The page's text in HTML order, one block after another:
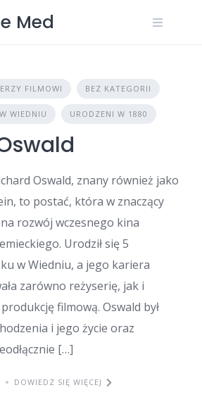
Med
FILMOWI BEZ KATEGORII
WIEDNIU URODZENI W 1880
Oswald, znany również jako
to postać, która w znaczący
na rozwój wczesnego kina
Urodził się 5
w Wiedniu, a jego kariera
zarówno reżyserię, jak i
filmową. Oswald był
i jego życie oraz
[…]
DOWIEDZ SIĘ WIĘCEJ